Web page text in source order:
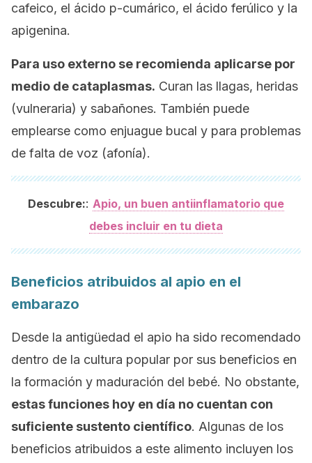
cafeico, el ácido p-cumárico, el ácido ferúlico y la
apigenina.
Para uso externo se recomienda aplicarse por
medio de cataplasmas. Curan las llagas, heridas
(vulneraria) y sabañones. También puede
emplearse como enjuague bucal y para problemas
de falta de voz (afonía).
Descubre:: Apio, un buen antiinflamatorio que
debes incluir en tu dieta
Beneficios atribuidos al apio en el
embarazo
Desde la antigüedad el apio ha sido recomendado
dentro de la cultura popular por sus beneficios en
la formación y maduración del bebé. No obstante,
estas funciones hoy en día no cuentan con
suficiente sustento científico. Algunas de los
beneficios atribuidos a este alimento incluyen los